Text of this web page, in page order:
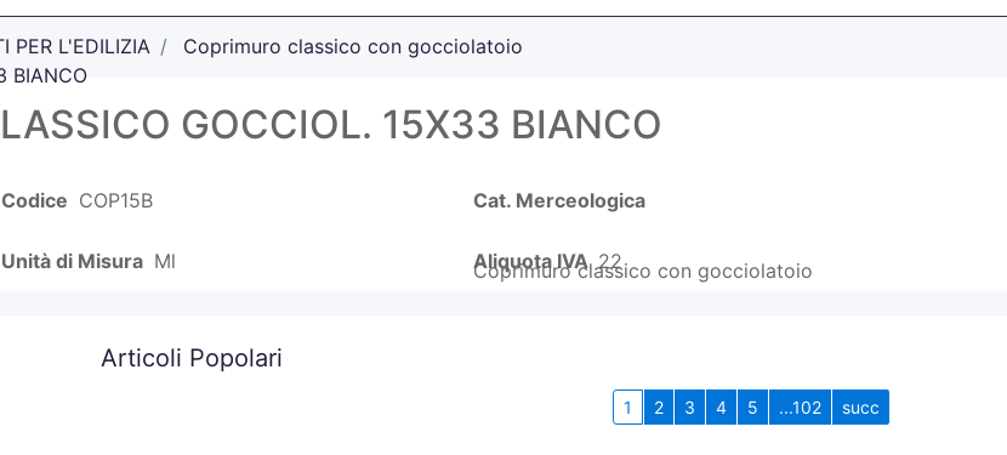
PER L'EDILIZIA
Coprimuro classico con gocciolatoio
BIANCO
GOCCIOL. 15X33 BIANCO
Codice COP15B Cat. Merceologica
Coprimuro classico con gocciolatoio
Unità di Misura Ml Aliquota IVA 22
Articoli Popolari
1 2 3 4 5 ...102 succ